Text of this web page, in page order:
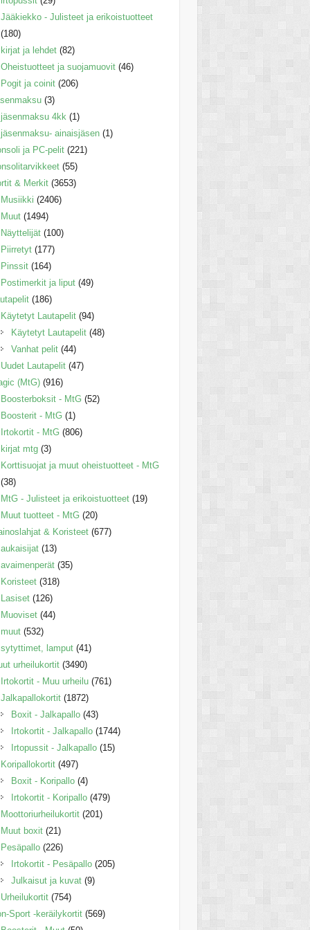
Jääkiekko - Julisteet ja erikoistuotteet
(180)
kirjat ja lehdet (82)
Oheistuotteet ja suojamuovit (46)
Pogit ja coinit (206)
(3)
jäsenmaksu 4kk (1)
jäsenmaksu- ainaisjäsen (1)
ja PC-pelit (221)
(55)
& Merkit (3653)
Musiikki (2406)
Muut (1494)
Näyttelijät (100)
Piirretyt (177)
Pinssit (164)
Postimerkit ja liput (49)
(186)
Käytetyt Lautapelit (94)
Käytetyt Lautapelit (48)
Vanhat pelit (44)
Uudet Lautapelit (47)
(MtG) (916)
Boosterboksit - MtG (52)
Boosterit - MtG (1)
Irtokortit - MtG (806)
kirjat mtg (3)
Korttisuojat ja muut oheistuotteet - MtG
(38)
MtG - Julisteet ja erikoistuotteet (19)
Muut tuotteet - MtG (20)
& Koristeet (677)
aukaisijat (13)
avaimenperät (35)
Koristeet (318)
Lasiset (126)
Muoviset (44)
muut (532)
sytyttimet, lamput (41)
urheilukortit (3490)
Irtokortit - Muu urheilu (761)
Jalkapallokortit (1872)
Boxit - Jalkapallo (43)
Irtokortit - Jalkapallo (1744)
Irtopussit - Jalkapallo (15)
Koripallokortit (497)
Boxit - Koripallo (4)
Irtokortit - Koripallo (479)
Moottoriurheilukortit (201)
Muut boxit (21)
Pesäpallo (226)
Irtokortit - Pesäpallo (205)
Julkaisut ja kuvat (9)
Urheilukortit (754)
Sport -keräilykortit (569)